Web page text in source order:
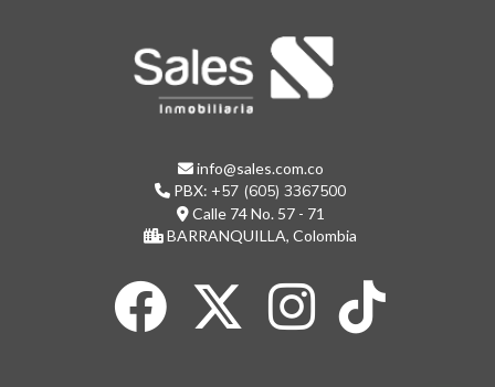
info@sales.com.co
PBX: +57 (605) 3367500
Calle 74 No. 57 - 71
BARRANQUILLA, Colombia